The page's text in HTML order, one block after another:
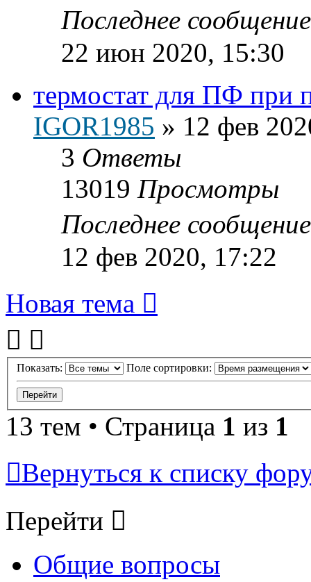
Последнее
22 июн 2020, 15:30
термостат для ПФ при
IGOR1985 » 12 фев
3 Ответы
13019 Просмотры
Последнее
12 фев 2020, 17:22
Новая тема
Показать: Поле сортировки:
13 тем • Страница 1 из 1
Вернуться к списку
Перейти
Общие вопросы